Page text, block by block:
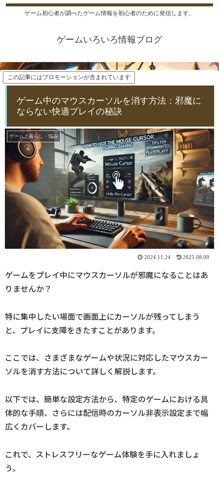
ゲーム初心者が調べたゲーム情報を初心者のために発信します。
ゲームいろいろ情報ブログ
この記事にはプロモーションが含まれています
ゲーム中のマウスカーソルを消す方法：邪魔に
ならない快適プレイの秘訣
ゲームと暮らし・悩み
2024.11.24 2025.08.09
ゲームをプレイ中にマウスカーソルが邪魔になることはあ
りませんか？
特に集中したい場面で画面上にカーソルが残ってしまう
と、プレイに支障をきたすことがあります。
ここでは、さまざまなゲームや状況に対応したマウスカー
ソルを消す方法について詳しく解説します。
以下では、簡単な設定方法から、特定のゲームにおける具
体的な手順、さらには配信時のカーソル非表示設定まで幅
広くカバーします。
これで、ストレスフリーなゲーム体験を手に入れましょ
う。